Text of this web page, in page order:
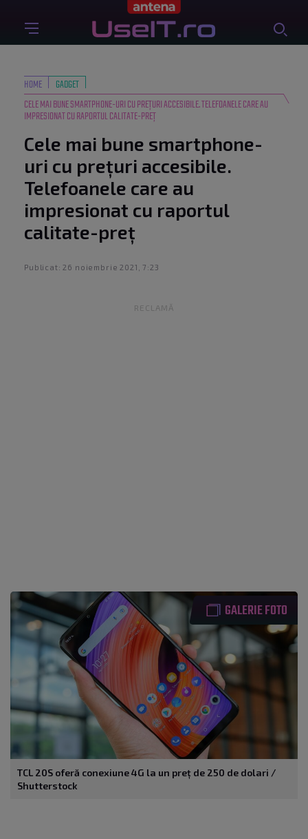
HOME
GADGET
CELE MAI BUNE SMARTPHONE-URI CU PREȚURI ACCESIBILE. TELEFOANELE CARE AU
IMPRESIONAT CU RAPORTUL CALITATE-PREȚ
Cele mai bune smartphone-
uri cu prețuri accesibile.
Telefoanele care au
impresionat cu raportul
calitate-preț
Publicat: 26 noiembrie 2021, 7:23
RECLAMĂ
GALERIE FOTO
TCL 20S oferă conexiune 4G la un preț de 250 de dolari /
Shutterstock